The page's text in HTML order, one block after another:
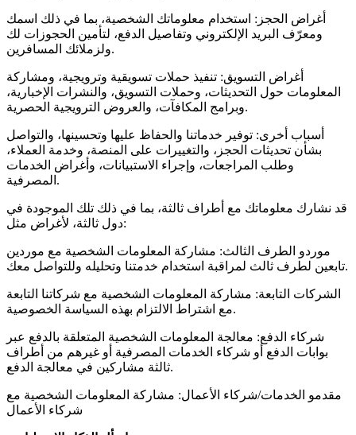
أغراض الحجز: استخدام معلوماتك الشخصية، بما في ذلك اسمك
ومعرّف البريد الإلكتروني وتفاصيل الدفع، لتأمين الحجوزات لك
ولزملائك المسافرين.
أغراض التسويق: تنفيذ حملات تسويقية وترويجية، ومشاركة
المعلومات حول التحديثات، وحملات التسويق، والنشرات الإخبارية،
وبرامج المكافآت، والعروض الترويجية الحصرية.
أسباب أخرى: توفير خدماتنا والحفاظ عليها وتحسينها، والتواصل
بشأن تحديثات الحجز، والتغييرات على المنصة، وخدمة العملاء،
وطلب المراجعات، وإجراء الاستبيانات، وأغراض الخدمات
المصرفية.
قد نشارك معلوماتك مع أطراف ثالثة، بما في ذلك تلك الموجودة في
دول ثالثة، لأغراض مثل:
موردو الطرف الثالث: مشاركة المعلومات الشخصية مع موردين
تابعين لطرف ثالث لمراقبة استخدام خدمتنا وتحليله وللتواصل معك.
الشركات التابعة: مشاركة المعلومات الشخصية مع شركاتنا التابعة
مع اشتراط الالتزام بهذه السياسة الخصوصية.
شركاء الدفع: معالجة المعلومات الشخصية المتعلقة بالدفع عبر
بوابات الدفع أو شركاء الخدمات المصرفية أو غيرهم من أطراف
ثالثة مشاركين في معالجة الدفع.
مقدمو الخدمات/شركاء الأعمال: مشاركة المعلومات الشخصية مع
شركاء الأعمال